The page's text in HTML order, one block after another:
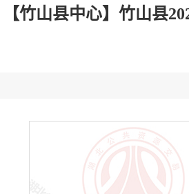
【竹山县中心】竹山县